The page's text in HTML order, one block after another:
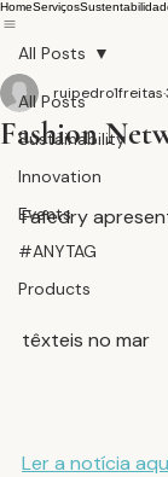
HomeServiços
All Posts
Sustainability
Innovation
Events
#ANYTAG
Products
All Posts
Fashion
ruipedro1freitas
Fafedry
têxteis no mar
Ler a notícia